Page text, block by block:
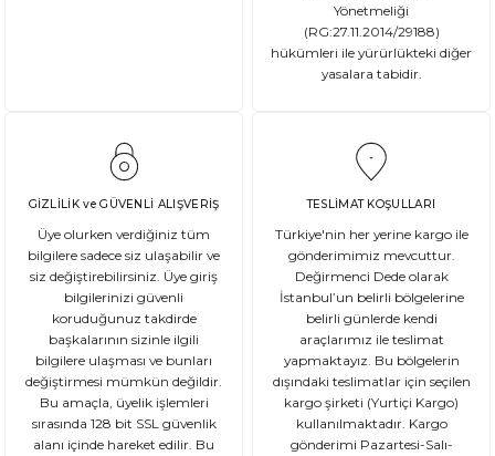
Yönetmeliği
(RG:27.11.2014/29188)
hükümleri ile yürürlükteki diğer
yasalara tabidir.
GİZLİLİK ve GÜVENLİ ALIŞVERİŞ
Üye olurken verdiğiniz tüm
bilgilere sadece siz ulaşabilir ve
siz değiştirebilirsiniz. Üye giriş
bilgilerinizi güvenli
koruduğunuz takdirde
başkalarının sizinle ilgili
bilgilere ulaşması ve bunları
değiştirmesi mümkün değildir.
Bu amaçla, üyelik işlemleri
sırasında 128 bit SSL güvenlik
alanı içinde hareket edilir. Bu
TESLİMAT KOŞULLARI
Türkiye'nin her yerine kargo ile
gönderimimiz mevcuttur.
Değirmenci Dede olarak
İstanbul’un belirli bölgelerine
belirli günlerde kendi
araçlarımız ile teslimat
yapmaktayız. Bu bölgelerin
dışındaki teslimatlar için seçilen
kargo şirketi (Yurtiçi Kargo)
kullanılmaktadır. Kargo
gönderimi Pazartesi-Salı-